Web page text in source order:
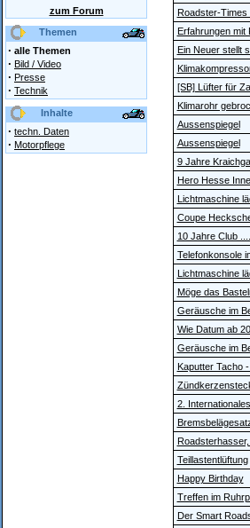
zum Forum
Themen
· alle Themen
· Bild / Video
· Presse
· Technik
Inhalte
· techn. Daten
· Motorpflege
Roadster-Times
Erfahrungen mit
Ein Neuer stellt
[SB] Lüfter für
Klimarohr
Aussenspiegel
Aussenspiegel
9 Jahre
Hero Hesse
Lichtmaschine
Coupe
10 Jahre Club
Telefonkonsole
Lichtmaschine
Möge das
Geräusche im
Wie Datum ab
Geräusche im
Kaputter Tacho
2.
Teillastentlüftung
Happy Birthday
Treffen im
Der Smart